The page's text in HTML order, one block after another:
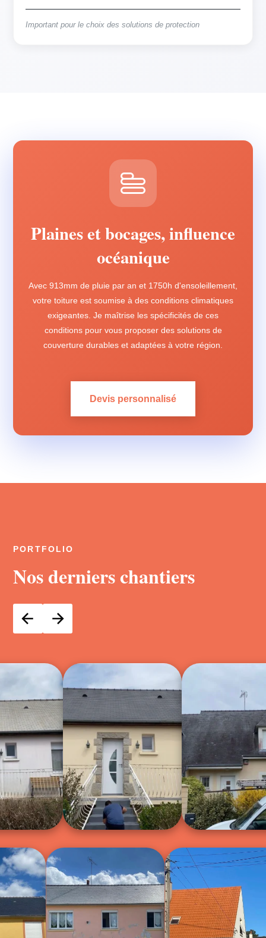
Important pour le choix des solutions de protection
Plaines et bocages, influence
océanique
Avec 913mm de pluie par an et 1750h d'ensoleillement,
votre toiture est soumise à des conditions climatiques
exigeantes. Je maîtrise les spécificités de ces
conditions pour vous proposer des solutions de
couverture durables et adaptées à votre région.
Devis personnalisé
PORTFOLIO
Nos derniers chantiers